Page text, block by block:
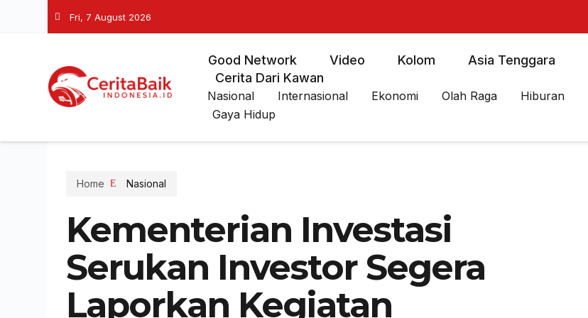
Fri, 7 August 2026
Good Network Video Kolom Asia Tenggara
Cerita Dari Kawan
Nasional Internasional Ekonomi Olah Raga Hiburan
Gaya Hidup
Home Nasional
Kementerian Investasi
Serukan Investor Segera
Laporkan Kegiatan